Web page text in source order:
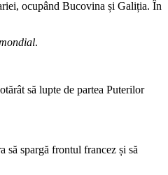
ocupând Bucovina și Galiția. În
.
să lupte de partea Puterilor
să spargă frontul francez și să